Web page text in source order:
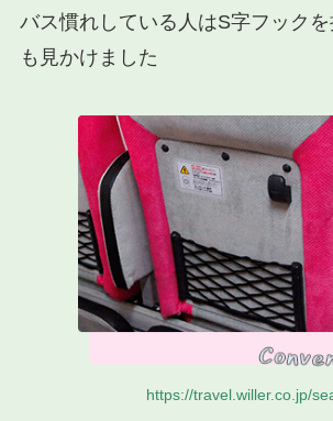
バス慣れしている人はS字フック
も見かけました
https://travel.willer.co.jp/